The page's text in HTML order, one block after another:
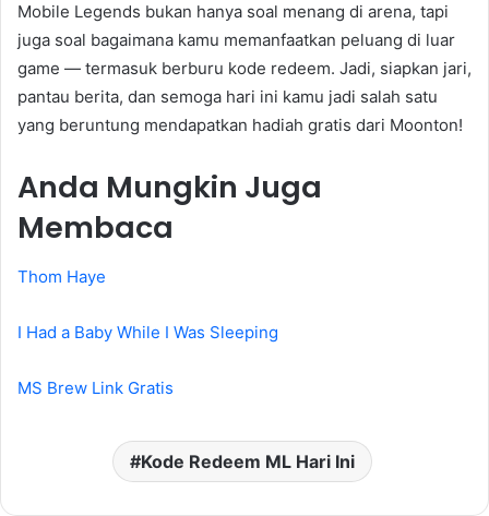
Mobile Legends bukan hanya soal menang di arena, tapi
juga soal bagaimana kamu memanfaatkan peluang di luar
game — termasuk berburu kode redeem. Jadi, siapkan jari,
pantau berita, dan semoga hari ini kamu jadi salah satu
yang beruntung mendapatkan hadiah gratis dari Moonton!
Anda Mungkin Juga
Membaca
Thom Haye
I Had a Baby While I Was Sleeping
MS Brew Link Gratis
Kode Redeem ML Hari Ini